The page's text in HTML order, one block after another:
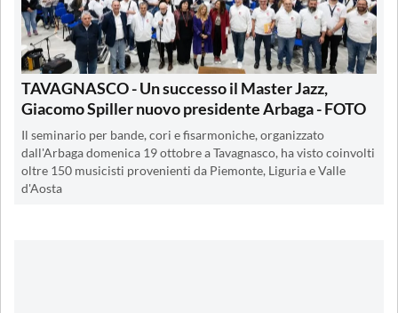
TAVAGNASCO - Un successo il Master Jazz,
Giacomo Spiller nuovo presidente Arbaga - FOTO
Il seminario per bande, cori e fisarmoniche, organizzato
dall'Arbaga domenica 19 ottobre a Tavagnasco, ha visto coinvolti
oltre 150 musicisti provenienti da Piemonte, Liguria e Valle
d'Aosta